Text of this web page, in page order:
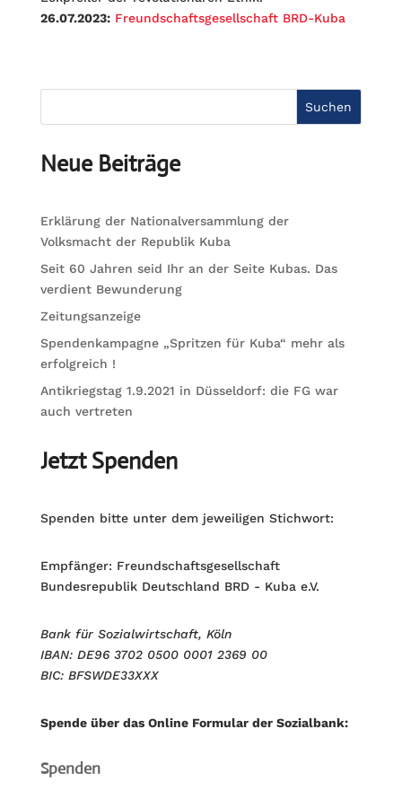
26.07.2023: Freundschaftsgesellschaft BRD-Kuba
Suchen
Neue Beiträge
Erklärung der Nationalversammlung der
Volksmacht der Republik Kuba
Seit 60 Jahren seid Ihr an der Seite Kubas. Das
verdient Bewunderung
Zeitungsanzeige
Spendenkampagne „Spritzen für Kuba“ mehr als
erfolgreich !
Antikriegstag 1.9.2021 in Düsseldorf: die FG war
auch vertreten
Jetzt Spenden
Spenden bitte unter dem jeweiligen Stichwort:
Empfänger: Freundschaftsgesellschaft
Bundesrepublik Deutschland BRD - Kuba e.V.
Bank für Sozialwirtschaft, Köln
IBAN: DE96 3702 0500 0001 2369 00
BIC: BFSWDE33XXX
Spende über das Online Formular der Sozialbank:
Spenden